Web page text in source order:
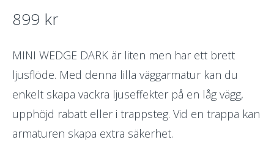
899 kr
MINI WEDGE DARK är liten men har ett brett
ljusflöde. Med denna lilla väggarmatur kan du
enkelt skapa vackra ljuseffekter på en låg vägg,
upphöjd rabatt eller i trappsteg. Vid en trappa kan
armaturen skapa extra säkerhet.